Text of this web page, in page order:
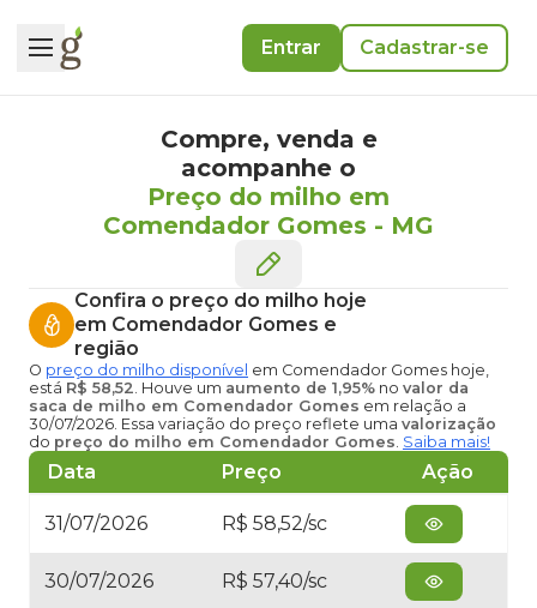
Entrar Cadastrar-se
Compre, venda e
acompanhe o
Preço do milho em
Comendador Gomes - MG
Confira o preço do milho hoje
em Comendador Gomes e
região
O preço do milho disponível em Comendador Gomes hoje,
está R$ 58,52. Houve um aumento de 1,95% no valor da
saca de milho em Comendador Gomes em relação a
30/07/2026. Essa variação do preço reflete uma valorização
do preço do milho em Comendador Gomes. Saiba mais!
Data Preço Ação
31/07/2026 R$ 58,52/sc
30/07/2026 R$ 57,40/sc